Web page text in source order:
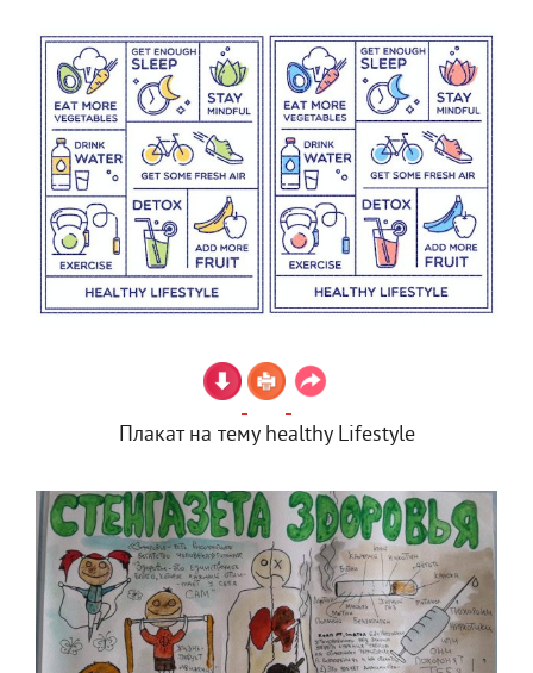
Плакат на тему healthy Lifestyle